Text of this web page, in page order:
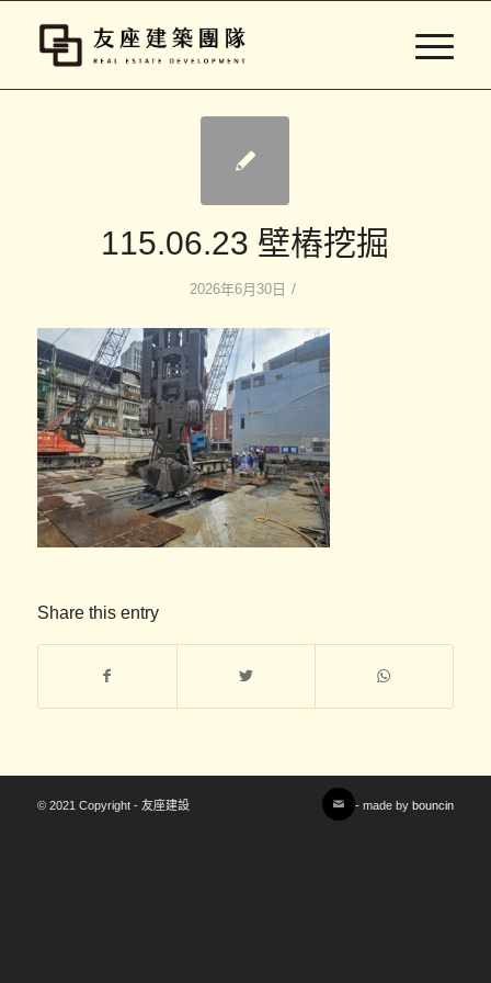
115.06.23 壁樁挖掘
2026年6月30日 /
Share this entry
© 2021 Copyright - 友座建設 - made by bouncin